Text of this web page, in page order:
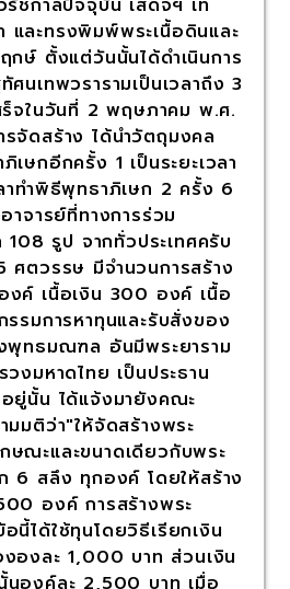
รัชกาลปัจจุบัน เสด็จฯ เท
และทรงพิมพ์พระเนื้อดินและ
กษ์ ตั้งแต่วันนั้นได้ดำเนินการ
นเทพวรารามเป็นเวลาถึง 3
ร็จในวันที่ 2 พฤษภาคม พ.ศ.
จัดสร้าง ได้นำวัตถุมงคล
ษกอีกครั้ง 1 เป็นระยะเวลา
ทำพิธีพุทธาภิเษก 2 ครั้ง 6
จารย์ที่ทางการร่วม
108 รูป จากทั่วประเทศครับ
ตวรรษ มีจำนวนการสร้าง
ค์ เนื้อเงิน 300 องค์ เนื้อ
รมการหาทุนและรับสั่งของ
พุทธมณฑล อันมีพระยาราม
งมหาดไทย เป็นประธาน
อยู่นั้น ได้แจ้งมายังคณะ
มมติว่า"ให้จัดสร้างพระ
ษณะและขนาดเดียวกับพระ
6 สลึง ทุกองค์ โดยให้สร้าง
องค์ การสร้างพระ
นี้ได้ใช้ทุนโดยวิธีเรียกเงิน
องละ 1,000 บาท ส่วนเงิน